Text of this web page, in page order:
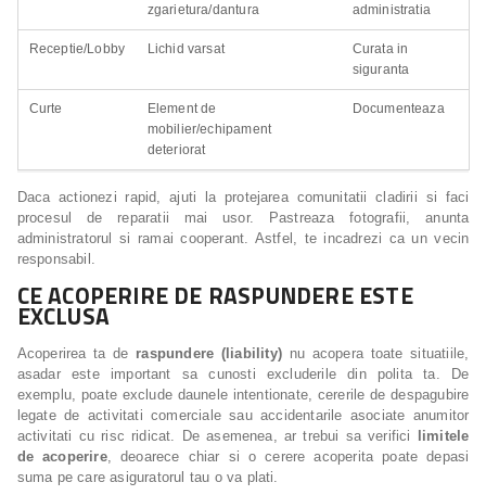
zgarietura/dantura
administratia
Receptie/Lobby Lichid varsat
Curata in
siguranta
Curte
Element de
mobilier/echipament
deteriorat
Documenteaza
Daca actionezi rapid, ajuti la protejarea comunitatii cladirii si faci
procesul de reparatii mai usor. Pastreaza fotografii, anunta
administratorul si ramai cooperant. Astfel, te incadrezi ca un vecin
responsabil.
CE ACOPERIRE DE RASPUNDERE ESTE
EXCLUSA
Acoperirea ta de raspundere (liability)nu acopera toate situatiile,
asadar este important sa cunosti excluderile din polita ta. De
exemplu, poate exclude daunele intentionate, cererile de despagubire
legate de activitati comerciale sau accidentarile asociate anumitor
activitati cu risc ridicat. De asemenea, ar trebui sa verifici
limitele
de acoperire, deoarece chiar si o cerere acoperita poate depasi
suma pe care asiguratorul tau o va plati.